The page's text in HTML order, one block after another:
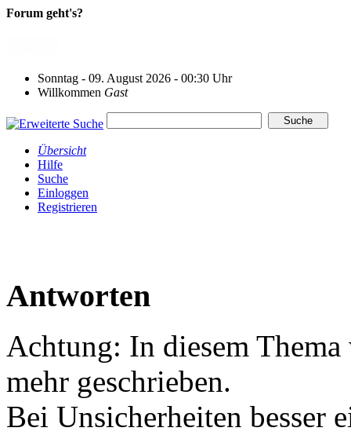
Forum geht's?
Sonntag - 09. August 2026 - 00:30 Uhr
Willkommen Gast
Übersicht
Hilfe
Suche
Einloggen
Registrieren
Antworten
Achtung: In diesem
mehr geschrieben.
Bei Unsicherheiten besser